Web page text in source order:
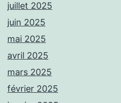
juillet 2025
juin 2025
mai 2025
avril 2025
mars 2025
février 2025